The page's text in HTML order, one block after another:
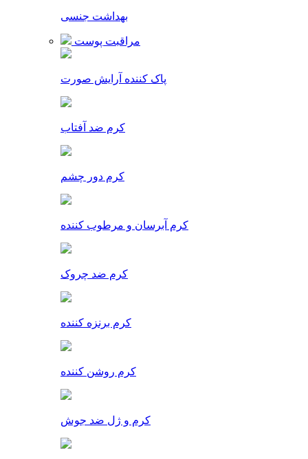
بهداشت جنسی
مراقبت پوست
پاک کننده آرایش صورت
کرم ضد آفتاب
کرم دور چشم
کرم آبرسان و مرطوب کننده
کرم ضد چروک
کرم برنزه کننده
کرم روشن کننده
کرم و ژل ضد جوش